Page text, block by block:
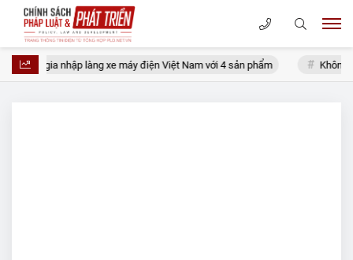
sắp gia nhập làng xe máy điện Việt Nam với 4 sản phẩm Không